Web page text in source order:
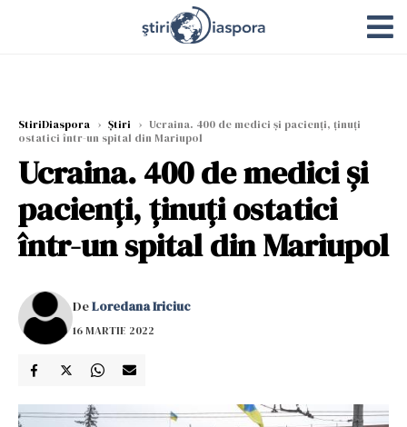
StiriDiaspora › Știri › Ucraina. 400 de medici și pacienți, ținuți
ostatici într-un spital din Mariupol
Ucraina. 400 de medici și
pacienți, ținuți ostatici
într-un spital din Mariupol
DeLoredana Iriciuc
16 MARTIE 2022